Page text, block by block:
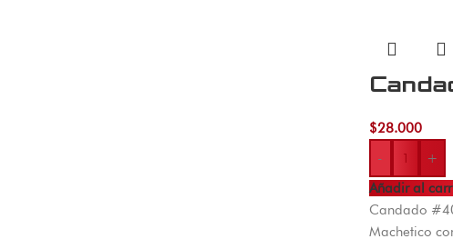
$28.000
-
+
Añadir al
Candado
Machetico